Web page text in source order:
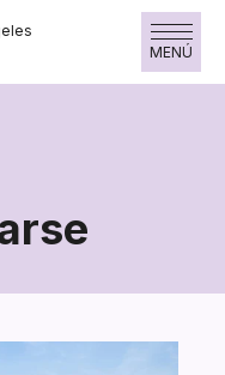
MENÚ